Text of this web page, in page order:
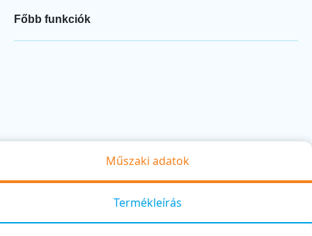
Főbb funkciók
Műszaki adatok
Termékleírás